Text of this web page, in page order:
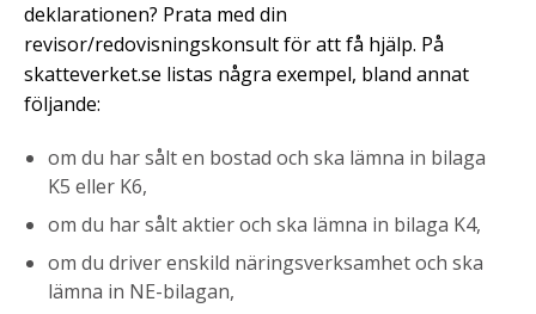
deklarationen? Prata med din
revisor/redovisningskonsult för att få hjälp. På
skatteverket.se listas några exempel, bland annat
följande:
om du har sålt en bostad och ska lämna in bilaga
K5 eller K6,
om du har sålt aktier och ska lämna in bilaga K4,
om du driver enskild näringsverksamhet och ska
lämna in NE-bilagan,